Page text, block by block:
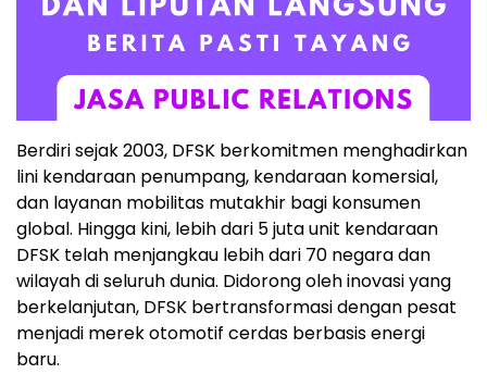
Berdiri sejak 2003, DFSK berkomitmen menghadirkan
lini kendaraan penumpang, kendaraan komersial,
dan layanan mobilitas mutakhir bagi konsumen
global. Hingga kini, lebih dari 5 juta unit kendaraan
DFSK telah menjangkau lebih dari 70 negara dan
wilayah di seluruh dunia. Didorong oleh inovasi yang
berkelanjutan, DFSK bertransformasi dengan pesat
menjadi merek otomotif cerdas berbasis energi
baru.